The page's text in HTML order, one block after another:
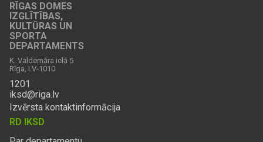
RĪGAS DOMES
IZGLĪTĪBAS,
KULTŪRAS UN
SPORTA
DEPARTAMENTS
K. Valdemāra ielā 5
Rīga, LV-1010
1201
iksd@riga.lv
Izvērsta kontaktinformācija
RD IKSD